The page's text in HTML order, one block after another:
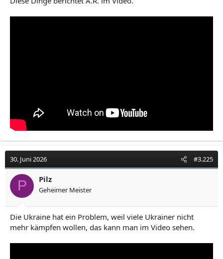
30. Juni 2026 #3.225
P Pilz
Geheimer Meister
Die Ukraine hat ein Problem, weil viele Ukrainer nicht
mehr kämpfen wollen, das kann man im Video sehen.